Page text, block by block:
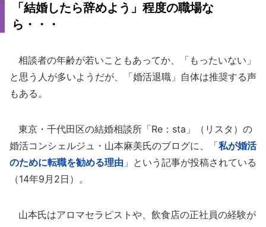
「結婚したら辞めよう」程度の職場な
ら・・・
相談者の年齢が若いこともあってか、「もったいない」
と思う人が多いようだが、「婚活退職」自体は推奨する声
もある。
東京・千代田区の結婚相談所「Re：sta」（リスタ）の
婚活コンシェルジュ・山本麻美氏のブログに、「私が婚活
のために転職を勧める理由 」という記事が投稿されている
（14年9月2日）。
山本氏はアロマセラピストや、飲食店の正社員の経験が